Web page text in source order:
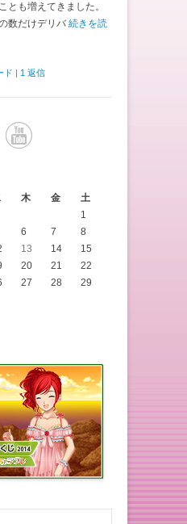
とも増えてきました。
数だけデリバ続きを読
ド | 1 返信
木 金
土
1
6 7
8
13 14
15
20 21
22
27 28
29